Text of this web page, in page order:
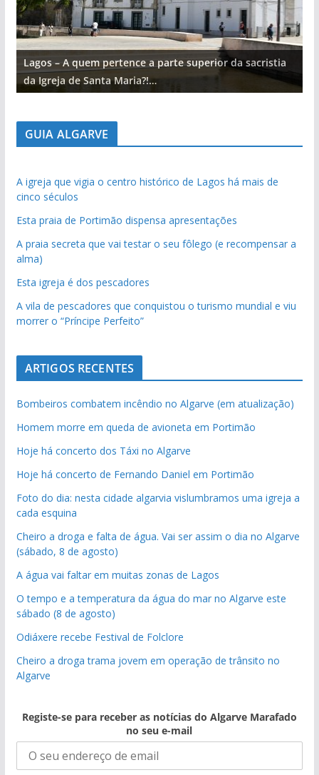
Lagos – A quem pertence a parte superior da sacristia
da Igreja de Santa Maria?!…
GUIA ALGARVE
A igreja que vigia o centro histórico de Lagos há mais de
cinco séculos
Esta praia de Portimão dispensa apresentações
A praia secreta que vai testar o seu fôlego (e recompensar a
alma)
Esta igreja é dos pescadores
A vila de pescadores que conquistou o turismo mundial e viu
morrer o “Príncipe Perfeito”
ARTIGOS RECENTES
Bombeiros combatem incêndio no Algarve (em atualização)
Homem morre em queda de avioneta em Portimão
Hoje há concerto dos Táxi no Algarve
Hoje há concerto de Fernando Daniel em Portimão
Foto do dia: nesta cidade algarvia vislumbramos uma igreja a
cada esquina
Cheiro a droga e falta de água. Vai ser assim o dia no Algarve
(sábado, 8 de agosto)
A água vai faltar em muitas zonas de Lagos
O tempo e a temperatura da água do mar no Algarve este
sábado (8 de agosto)
Odiáxere recebe Festival de Folclore
Cheiro a droga trama jovem em operação de trânsito no
Algarve
Registe-se para receber as notícias do Algarve Marafado
no seu e-mail